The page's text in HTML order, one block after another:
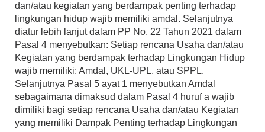
dan/atau kegiatan yang berdampak penting terhadap
lingkungan hidup wajib memiliki amdal. Selanjutnya
diatur lebih lanjut dalam PP No. 22 Tahun 2021 dalam
Pasal 4 menyebutkan: Setiap rencana Usaha dan/atau
Kegiatan yang berdampak terhadap Lingkungan Hidup
wajib memiliki: Amdal, UKL-UPL, atau SPPL.
Selanjutnya Pasal 5 ayat 1 menyebutkan Amdal
sebagaimana dimaksud dalam Pasal 4 huruf a wajib
dimiliki bagi setiap rencana Usaha dan/atau Kegiatan
yang memiliki Dampak Penting terhadap Lingkungan